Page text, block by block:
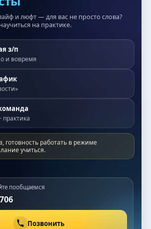
и люфт — для вас не просто слова?
на практике.
з/п
и вовремя
готовность работать в режиме
учиться.
пообщаемся
Позвонить